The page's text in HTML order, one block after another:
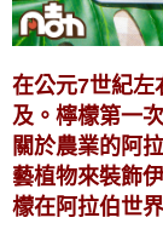
在公元7世紀左
及。檸檬第一
關於農業的阿
藝植物來裝飾
檬在阿拉伯世